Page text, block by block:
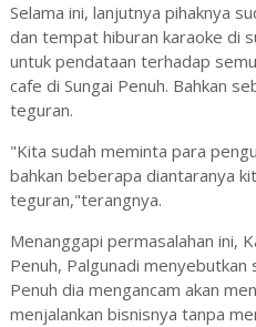
Selama ini, lanjutnya pihaknya
dan tempat hiburan karaoke di
untuk pendataan terhadap
cafe di Sungai Penuh. Bahkan
teguran.
"Kita sudah meminta para
bahkan beberapa diantaranya
teguran,"terangnya.
Menanggapi permasalahan ini,
Penuh, Palgunadi menyebutkan
Penuh dia mengancam akan
menjalankan bisnisnya tanpa